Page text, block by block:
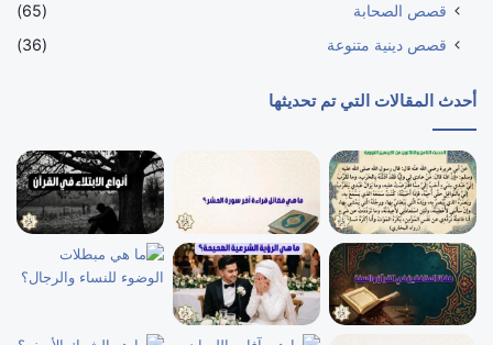
قصص الصحابة
(65)
قصص دينية متنوعة
(36)
أحدث المقالات التي تم تحديثها